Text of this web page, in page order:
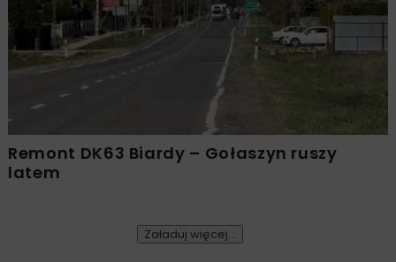
Remont DK63 Biardy – Gołaszyn ruszy
latem
Załaduj więcej...